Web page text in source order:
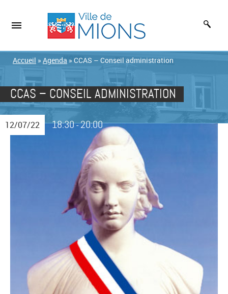
Accueil » Agenda » CCAS – Conseil administration
CCAS – CONSEIL ADMINISTRATION
12/07/22 18:30-20:00